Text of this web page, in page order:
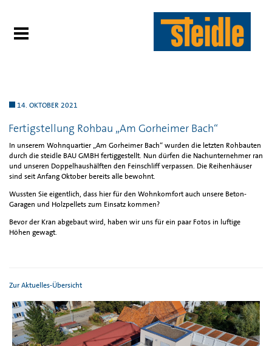
14. OKTOBER 2021
Fertigstellung Rohbau „Am Gorheimer Bach“
In unserem Wohnquartier „Am Gorheimer Bach“ wurden die letzten Rohbauten
durch die steidle BAU GMBH fertiggestellt. Nun dürfen die Nachunternehmer ran
und unseren Doppelhaushälften den Feinschliff verpassen. Die Reihenhäuser
sind seit Anfang Oktober bereits alle bewohnt.
Wussten Sie eigentlich, dass hier für den Wohnkomfort auch unsere Beton-
Garagen und Holzpellets zum Einsatz kommen?
Bevor der Kran abgebaut wird, haben wir uns für ein paar Fotos in luftige
Höhen gewagt.
Zur Aktuelles-Übersicht